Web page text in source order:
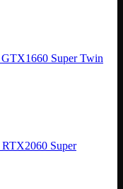
Super Twin
Super